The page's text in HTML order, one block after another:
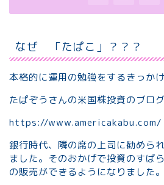
なぜ 「たぱこ」？？？
本格的に運用の勉強をするきっか
たぱぞうさんの米国株投資のブログ
https://www.americakabu.com/
銀行時代、隣の席の上司に勧めら
ました。そのおかげで投資のすば
の販売ができるようになりました。